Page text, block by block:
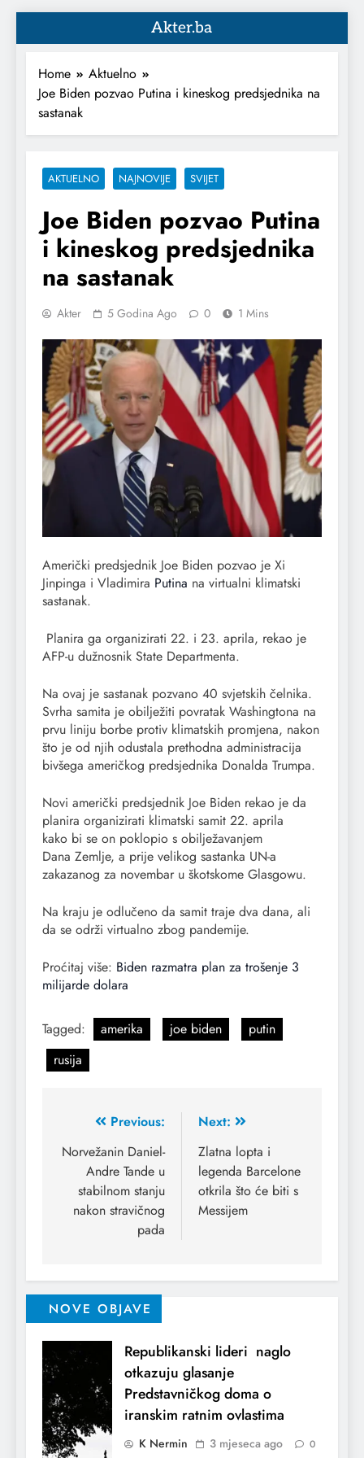
Akter.ba
Home
Aktuelno
Joe Biden pozvao Putina i kineskog predsjednika na
sastanak
AKTUELNO NAJNOVIJE SVIJET
Joe Biden pozvao Putina
i kineskog predsjednika
na sastanak
Akter 5 Godina Ago 0 1 Mins
Američki predsjednik Joe Biden pozvao je Xi
Jinpinga i Vladimira Putina na virtualni klimatski
sastanak.
Planira ga organizirati 22. i 23. aprila, rekao je
AFP-u dužnosnik State Departmenta.
Na ovaj je sastanak pozvano 40 svjetskih čelnika.
Svrha samita je obilježiti povratak Washingtona na
prvu liniju borbe protiv klimatskih promjena, nakon
što je od njih odustala prethodna administracija
bivšega američkog predsjednika Donalda Trumpa.
Novi američki predsjednik Joe Biden rekao je da
planira organizirati klimatski samit 22. aprila
kako bi se on poklopio s obilježavanjem
Dana Zemlje, a prije velikog sastanka UN-a
zakazanog za novembar u škotskome Glasgowu.
Na kraju je odlučeno da samit traje dva dana, ali
da se održi virtualno zbog pandemije.
Proćitaj više: Biden razmatra plan za trošenje 3
milijarde dolara
Tagged: amerika joe biden
putin
rusija
Previous:
Norvežanin Daniel-
Andre Tande u
stabilnom stanju
nakon stravičnog
pada
Next:
Zlatna lopta i
legenda Barcelone
otkrila što će biti s
Messijem
NOVE OBJAVE
Republikanski lideri naglo
otkazuju glasanje
Predstavničkog doma o
iranskim ratnim ovlastima
K Nermin 3 mjeseca ago 0